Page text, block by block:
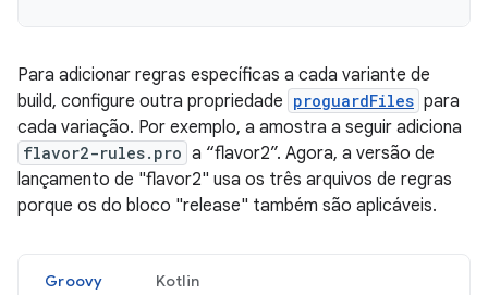
Para adicionar regras específicas a cada variante de
build, configure outra propriedade proguardFiles para
cada variação. Por exemplo, a amostra a seguir adiciona
flavor2-rules.pro a “flavor2”. Agora, a versão de
lançamento de "flavor2" usa os três arquivos de regras
porque os do bloco "release" também são aplicáveis.
Groovy Kotlin